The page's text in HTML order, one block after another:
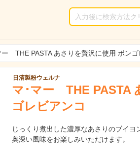
ー THE PASTA あさりを贅沢に使用 ボンゴ
日清製粉ウェルナ
マ･マー THE PASTA
ゴレビアンコ
じっくり煮出した濃厚なあさりのブイヨ
奥深い風味をお楽しみいただけます。